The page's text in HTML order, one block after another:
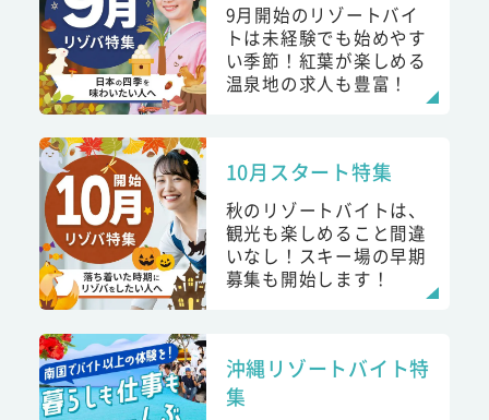
9月開始のリゾートバイ
トは未経験でも始めやす
い季節！紅葉が楽しめる
温泉地の求人も豊富！
10月スタート特集
秋のリゾートバイトは、
観光も楽しめること間違
いなし！スキー場の早期
募集も開始します！
沖縄リゾートバイト特
集